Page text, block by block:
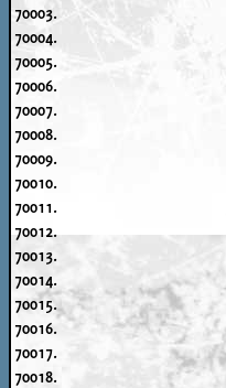
70003.
70004.
70005.
70006.
70007.
70008.
70009.
70010.
70011.
70012.
70013.
70014.
70015.
70016.
70017.
70018.